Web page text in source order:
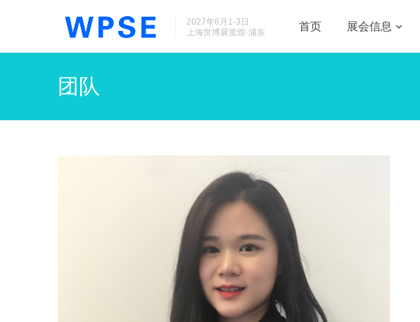
2027年6月1-3日
上海世博展览馆·浦东
首页 展会信息
团队